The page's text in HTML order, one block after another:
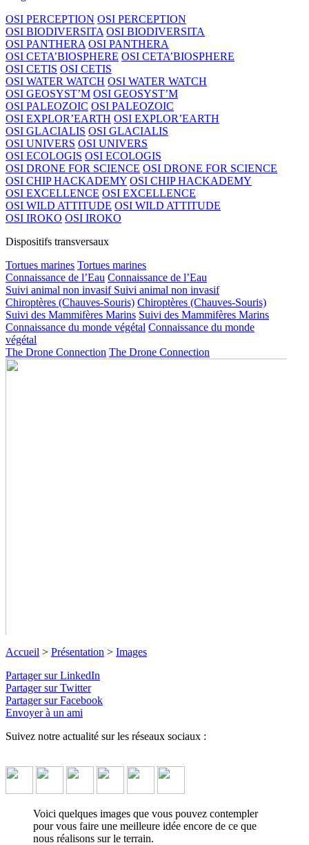
OSI PERCEPTION OSI PERCEPTION
OSI BIODIVERSITA OSI BIODIVERSITA
OSI PANTHERA OSI PANTHERA
OSI CETA’BIOSPHERE OSI CETA’BIOSPHERE
OSI CETIS OSI CETIS
OSI WATER WATCH OSI WATER WATCH
OSI GEOSYST’M OSI GEOSYST’M
OSI PALEOZOIC OSI PALEOZOIC
OSI EXPLOR’EARTH OSI EXPLOR’EARTH
OSI GLACIALIS OSI GLACIALIS
OSI UNIVERS OSI UNIVERS
OSI ECOLOGIS OSI ECOLOGIS
OSI DRONE FOR SCIENCE OSI DRONE FOR SCIENCE
OSI CHIP HACKADEMY OSI CHIP HACKADEMY
OSI EXCELLENCE OSI EXCELLENCE
OSI WILD ATTITUDE OSI WILD ATTITUDE
OSI IROKO OSI IROKO
Dispositifs transversaux
Tortues marines Tortues marines
Connaissance de l’Eau Connaissance de l’Eau
Suivi animal non invasif Suivi animal non invasif
Chiroptères (Chauves-Souris) Chiroptères (Chauves-Souris)
Suivi des Mammifères Marins Suivi des Mammifères Marins
Connaissance du monde végétal Connaissance du monde
végétal
The Drone Connection The Drone Connection
Images
Photos et Vidéos↓ Lire le descriptif détaillé plus bas ↓
Accueil > Présentation > Images
Partager sur LinkedIn
Partager sur Twitter
Partager sur Facebook
Envoyer à un ami
Suivez notre actualité sur les réseaux sociaux :
Voici quelques images que vous pouvez contempler
pour vous faire une meilleure idée encore de ce que
nous réalisons sur le terrain.